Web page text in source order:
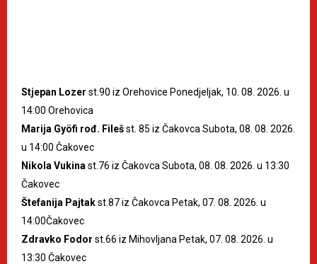
Stjepan Lozer st.90 iz Orehovice Ponedjeljak, 10. 08. 2026. u
14:00 Orehovica
Marija Gyöfi rođ. Filešst. 85 iz Čakovca Subota, 08. 08. 2026.
u 14:00 Čakovec
Nikola Vukina st.76 iz Čakovca Subota, 08. 08. 2026. u 13:30
Čakovec
Štefanija Pajtakst.87 iz Čakovca Petak, 07. 08. 2026. u
14:00Čakovec
Zdravko Fodor st.66 iz Mihovljana Petak, 07. 08. 2026. u
13:30 Čakovec